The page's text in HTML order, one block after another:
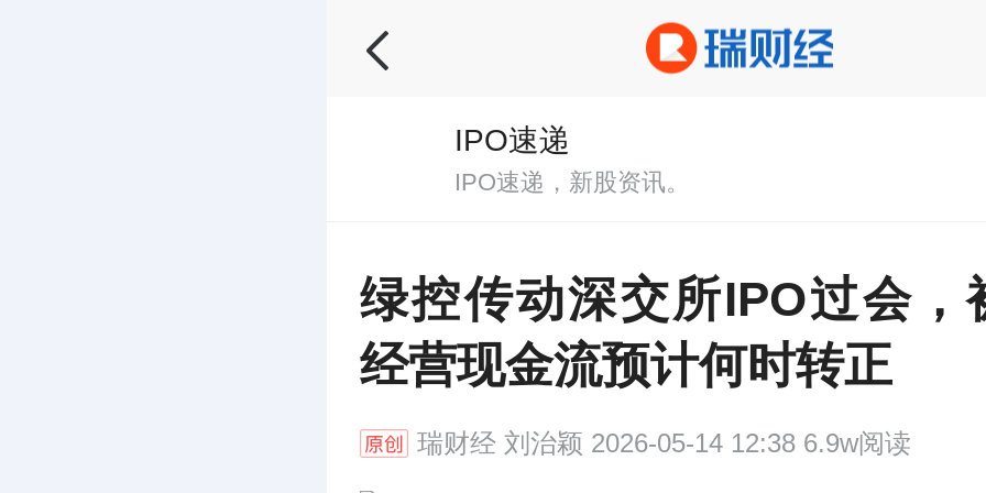
IPO速递
IPO速递，新股资讯。
绿控传动深交所IPO过会，
经营现金流预计何时转正
瑞财经 刘治颖 2026-05-14 12:38 6.9w阅读